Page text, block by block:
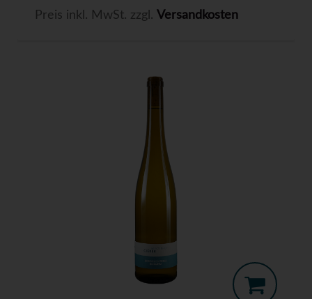
Preis inkl. MwSt. zzgl. Versandkosten